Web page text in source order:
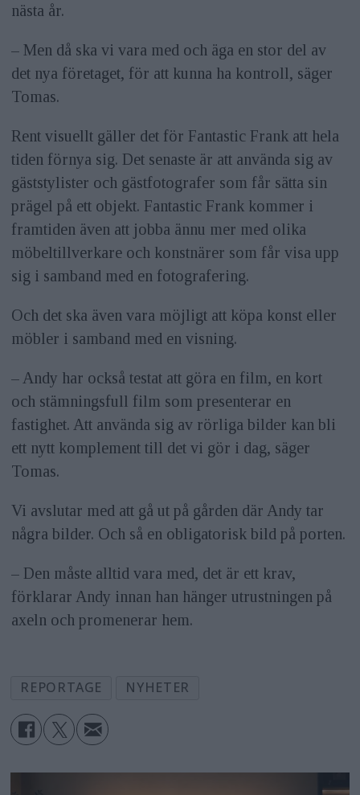
nästa år.
– Men då ska vi vara med och äga en stor del av
det nya företaget, för att kunna ha kontroll, säger
Tomas.
Rent visuellt gäller det för Fantastic Frank att hela
tiden förnya sig. Det senaste är att använda sig av
gäststylister och gästfotografer som får sätta sin
prägel på ett objekt. Fantastic Frank kommer i
framtiden även att jobba ännu mer med olika
möbeltillverkare och konstnärer som får visa upp
sig i samband med en fotografering.
Och det ska även vara möjligt att köpa konst eller
möbler i samband med en visning.
– Andy har också testat att göra en film, en kort
och stämningsfull film som presenterar en
fastighet. Att använda sig av rörliga bilder kan bli
ett nytt komplement till det vi gör i dag, säger
Tomas.
Vi avslutar med att gå ut på gården där Andy tar
några bilder. Och så en obligatorisk bild på porten.
– Den måste alltid vara med, det är ett krav,
förklarar Andy innan han hänger utrustningen på
axeln och promenerar hem.
REPORTAGE NYHETER